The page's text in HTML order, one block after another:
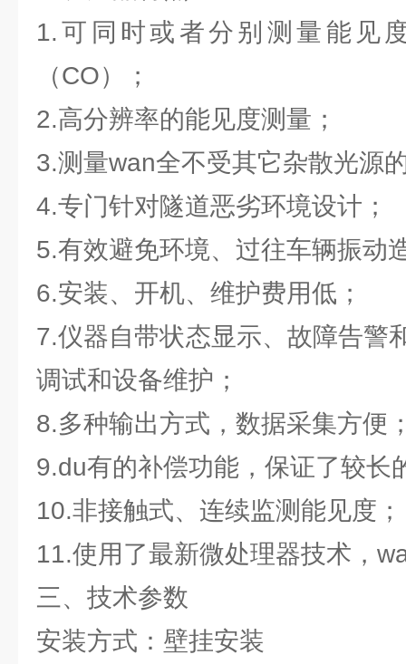
1.可同时或者分别测量能见
（CO）；
2.高分辨率的能见度测量；
3.测量wan全不受其它杂散光源
4.专门针对隧道恶劣环境设计；
5.有效避免环境、过往车辆振动
6.安装、开机、维护费用低；
7.仪器自带状态显示、故障告警
调试和设备维护；
8.多种输出方式，数据采集方便
9.du有的补偿功能，保证了较长
10.非接触式、连续监测能见度；
11.使用了最新微处理器技术，
三、技术参数
安装方式：壁挂安装